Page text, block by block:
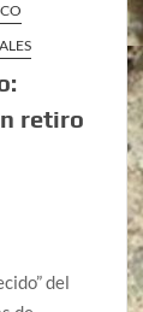
retiro
del